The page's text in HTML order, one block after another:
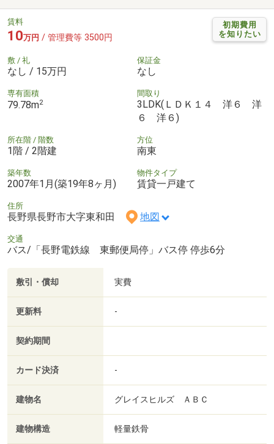
初期費用
を知りたい
賃料
10万円 / 管理費等 3500円
敷 / 礼
なし / 15万円
保証金
なし
専有面積
79.78m2
間取り
3LDK(ＬＤＫ１４ 洋６ 洋
６ 洋６)
所在階 / 階数
1階 / 2階建
方位
南東
築年数
2007年1月(築19年8ヶ月)
物件タイプ
賃貸一戸建て
住所
長野県長野市大字東和田 地図
交通
バス/「長野電鉄線 東郵便局停」バス停 停歩6分
敷引・償却 実費
更新料 -
契約期間
カード決済 -
建物名 グレイスヒルズ ＡＢＣ
建物構造 軽量鉄骨